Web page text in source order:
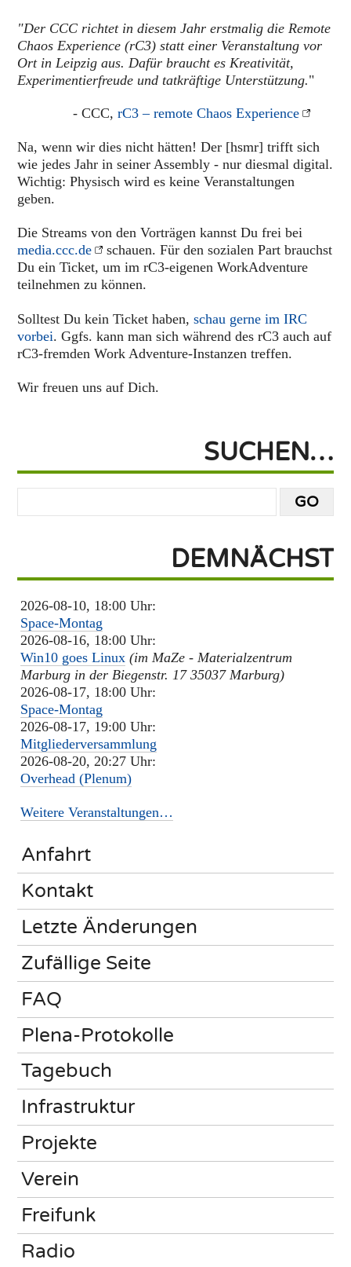
"Der CCC richtet in diesem Jahr erstmalig die Remote
Chaos Experience (rC3) statt einer Veranstaltung vor
Ort in Leipzig aus. Dafür braucht es Kreativität,
Experimentierfreude und tatkräftige Unterstützung."
- CCC, rC3 – remote Chaos Experience
Na, wenn wir dies nicht hätten! Der [hsmr] trifft sich
wie jedes Jahr in seiner Assembly - nur diesmal digital.
Wichtig: Physisch wird es keine Veranstaltungen
geben.
Die Streams von den Vorträgen kannst Du frei bei
media.ccc.de
schauen. Für den sozialen Part brauchst
Du ein Ticket, um im rC3-eigenen WorkAdventure
teilnehmen zu können.
Solltest Du kein Ticket haben,schau gerne im IRC
vorbei. Ggfs. kann man sich während des rC3 auch auf
rC3-fremden Work Adventure-Instanzen treffen.
Wir freuen uns auf Dich.
SUCHEN…
DEMNÄCHST
2026-08-10, 18:00 Uhr:
Space-Montag
2026-08-16, 18:00 Uhr:
Win10 goes Linux (im MaZe - Materialzentrum
Marburg in der Biegenstr. 17 35037 Marburg)
2026-08-17, 18:00 Uhr:
Space-Montag
2026-08-17, 19:00 Uhr:
Mitgliederversammlung
2026-08-20, 20:27 Uhr:
Overhead (Plenum)
Weitere Veranstaltungen…
Anfahrt
Kontakt
Letzte Änderungen
Zufällige Seite
FAQ
Plena-Protokolle
Tagebuch
Infrastruktur
Projekte
Verein
Freifunk
Radio